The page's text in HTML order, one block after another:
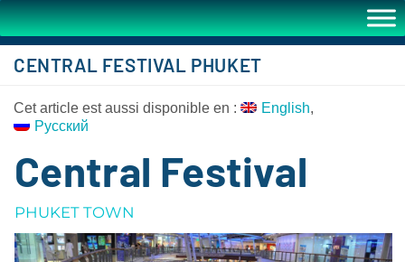
CENTRAL FESTIVAL PHUKET
Cet article est aussi disponible en :
English
Русский
Central Festival
PHUKET TOWN